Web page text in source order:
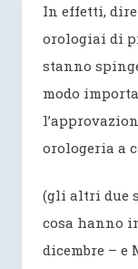
In effetti,
orologiai di
stanno
modo
orologeria a
(gli altri due
cosa hanno
dicembre – e